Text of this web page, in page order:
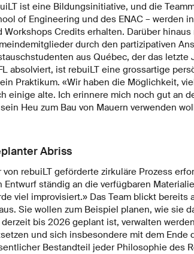
ist eine Bildungsinitiative, und die
of Engineering und des ENAC – werden
Workshops Credits erhalten. Darüber
durch den partizipativen
aus Québec, der das
absolviert, ist rebuiLT eine grossartige
Praktikum. «Wir haben die Möglichkeit,
einige alte. Ich erinnere mich noch gut an
Heu zum Bau von Mauern verwenden
Abriss
von rebuiLT geförderte zirkuläre Prozess
Entwurf ständig an die verfügbaren
viel improvisiert.» Das Team blickt
Sie wollen zum Beispiel planen, wie sie
bis 2026 geplant ist, verwalten
und sich insbesondere mit dem Ende
Bestandteil jeder Philosophie des